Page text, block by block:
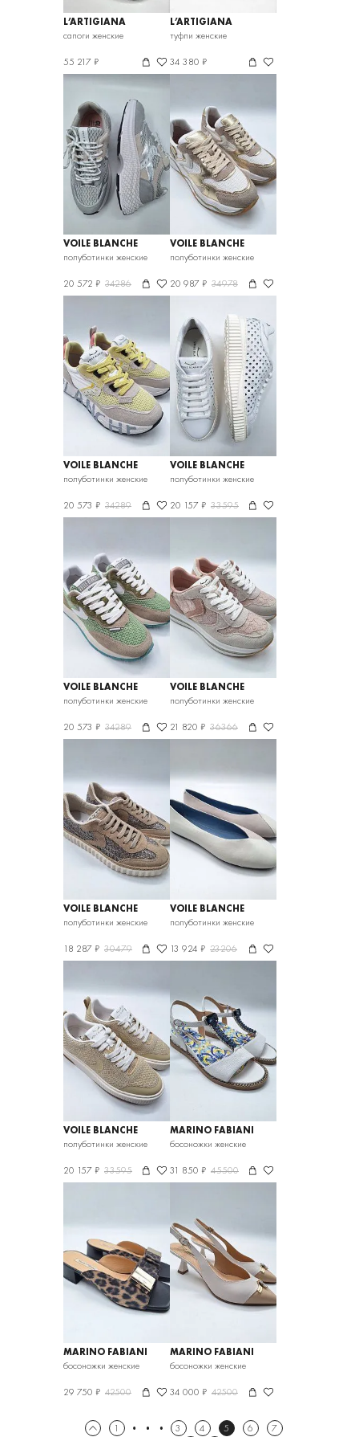
L’ARTIGIANA
сапоги женские
55 217 ₽
L’ARTIGIANA
VIAREGGINA
туфли женские
34 380 ₽
VOILE BLANCHE
полуботинки женские
20 572 ₽ 34286
VOILE BLANCHE
полуботинки женские
20 987 ₽ 34978
VOILE BLANCHE
полуботинки женские
20 573 ₽ 34289
VOILE BLANCHE
полуботинки женские
20 157 ₽ 33595
VOILE BLANCHE
полуботинки женские
20 573 ₽ 34289
VOILE BLANCHE
полуботинки женские
21 820 ₽ 36366
VOILE BLANCHE
полуботинки женские
18 287 ₽ 30479
VOILE BLANCHE
полуботинки женские
13 924 ₽ 23206
VOILE BLANCHE
полуботинки женские
20 157 ₽ 33595
MARINO FABIANI
босоножки женские
31 850 ₽ 45500
MARINO FABIANI
босоножки женские
29 750 ₽ 42500
MARINO FABIANI
босоножки женские
34 000 ₽ 42500
1 3 4 5 6
7